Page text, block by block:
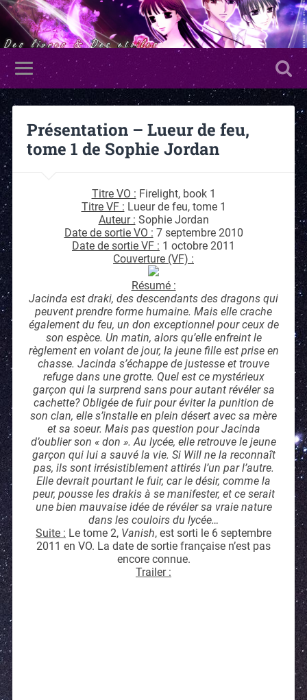
Présentation – Lueur de feu,
tome 1 de Sophie Jordan
Titre VO : Firelight, book 1
Titre VF : Lueur de feu, tome 1
Auteur : Sophie Jordan
Date de sortie VO : 7 septembre 2010
Date de sortie VF : 1 octobre 2011
Couverture (VF) :
Résumé :
Jacinda est draki, des descendants des dragons qui
peuvent prendre forme humaine. Mais elle crache
également du feu, un don exceptionnel pour ceux de
son espèce. Un matin, alors qu’elle enfreint le
règlement en volant de jour, la jeune fille est prise en
chasse. Jacinda s’échappe de justesse et trouve
refuge dans une grotte. Quel est ce mystérieux
garçon qui la surprend sans pour autant révéler sa
cachette? Obligée de fuir pour éviter la punition de
son clan, elle s’installe en plein désert avec sa mère
et sa soeur. Mais pas question pour Jacinda
d’oublier son « don ». Au lycée, elle retrouve le jeune
garçon qui lui a sauvé la vie. Si Will ne la reconnaît
pas, ils sont irrésistiblement attirés l’un par l’autre.
Elle devrait pourtant le fuir, car le désir, comme la
peur, pousse les drakis à se manifester, et ce serait
une bien mauvaise idée de révéler sa vraie nature
dans les couloirs du lycée…
Suite : Le tome 2, Vanish, est sorti le 6 septembre
2011 en VO. La date de sortie française n’est pas
encore connue.
Trailer :